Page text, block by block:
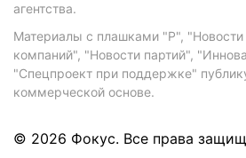
агентства.
Материалы с плашками "Р", "Новости
компаний", "Новости партий",
"Спецпроект при поддержке"
коммерческой основе.
© 2026 Фокус. Все права